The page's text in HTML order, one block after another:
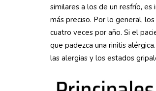
similares a los de un resfrío,
más preciso. Por lo general,
cuatro veces por año. Si el
que padezca una rinitis
las alergias y los estados